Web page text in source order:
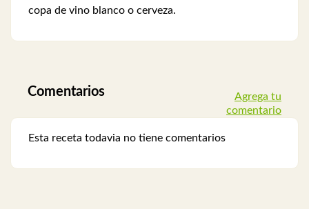
copa de vino blanco o cerveza.
Comentarios
Agrega tu
comentario
Esta receta todavia no tiene comentarios